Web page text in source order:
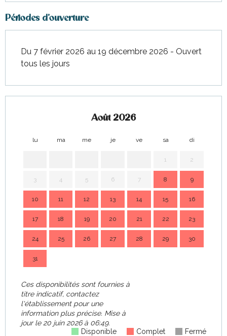
Périodes d'ouverture
Du 7 février 2026 au 19 décembre 2026 - Ouvert
tous les jours
Août 2026
lu ma me je ve sa di
1 2
3 4 5 6 7 8 9
10 11 12 13 14 15 16
17 18 19 20 21 22 23
24 25 26 27 28 29 30
31
Ces disponibilités sont fournies à
titre indicatif, contactez
l'établissement pour une
information plus précise. Mise à
jour le20 juin 2026 à 06:49.
Disponible
Complet Fermé